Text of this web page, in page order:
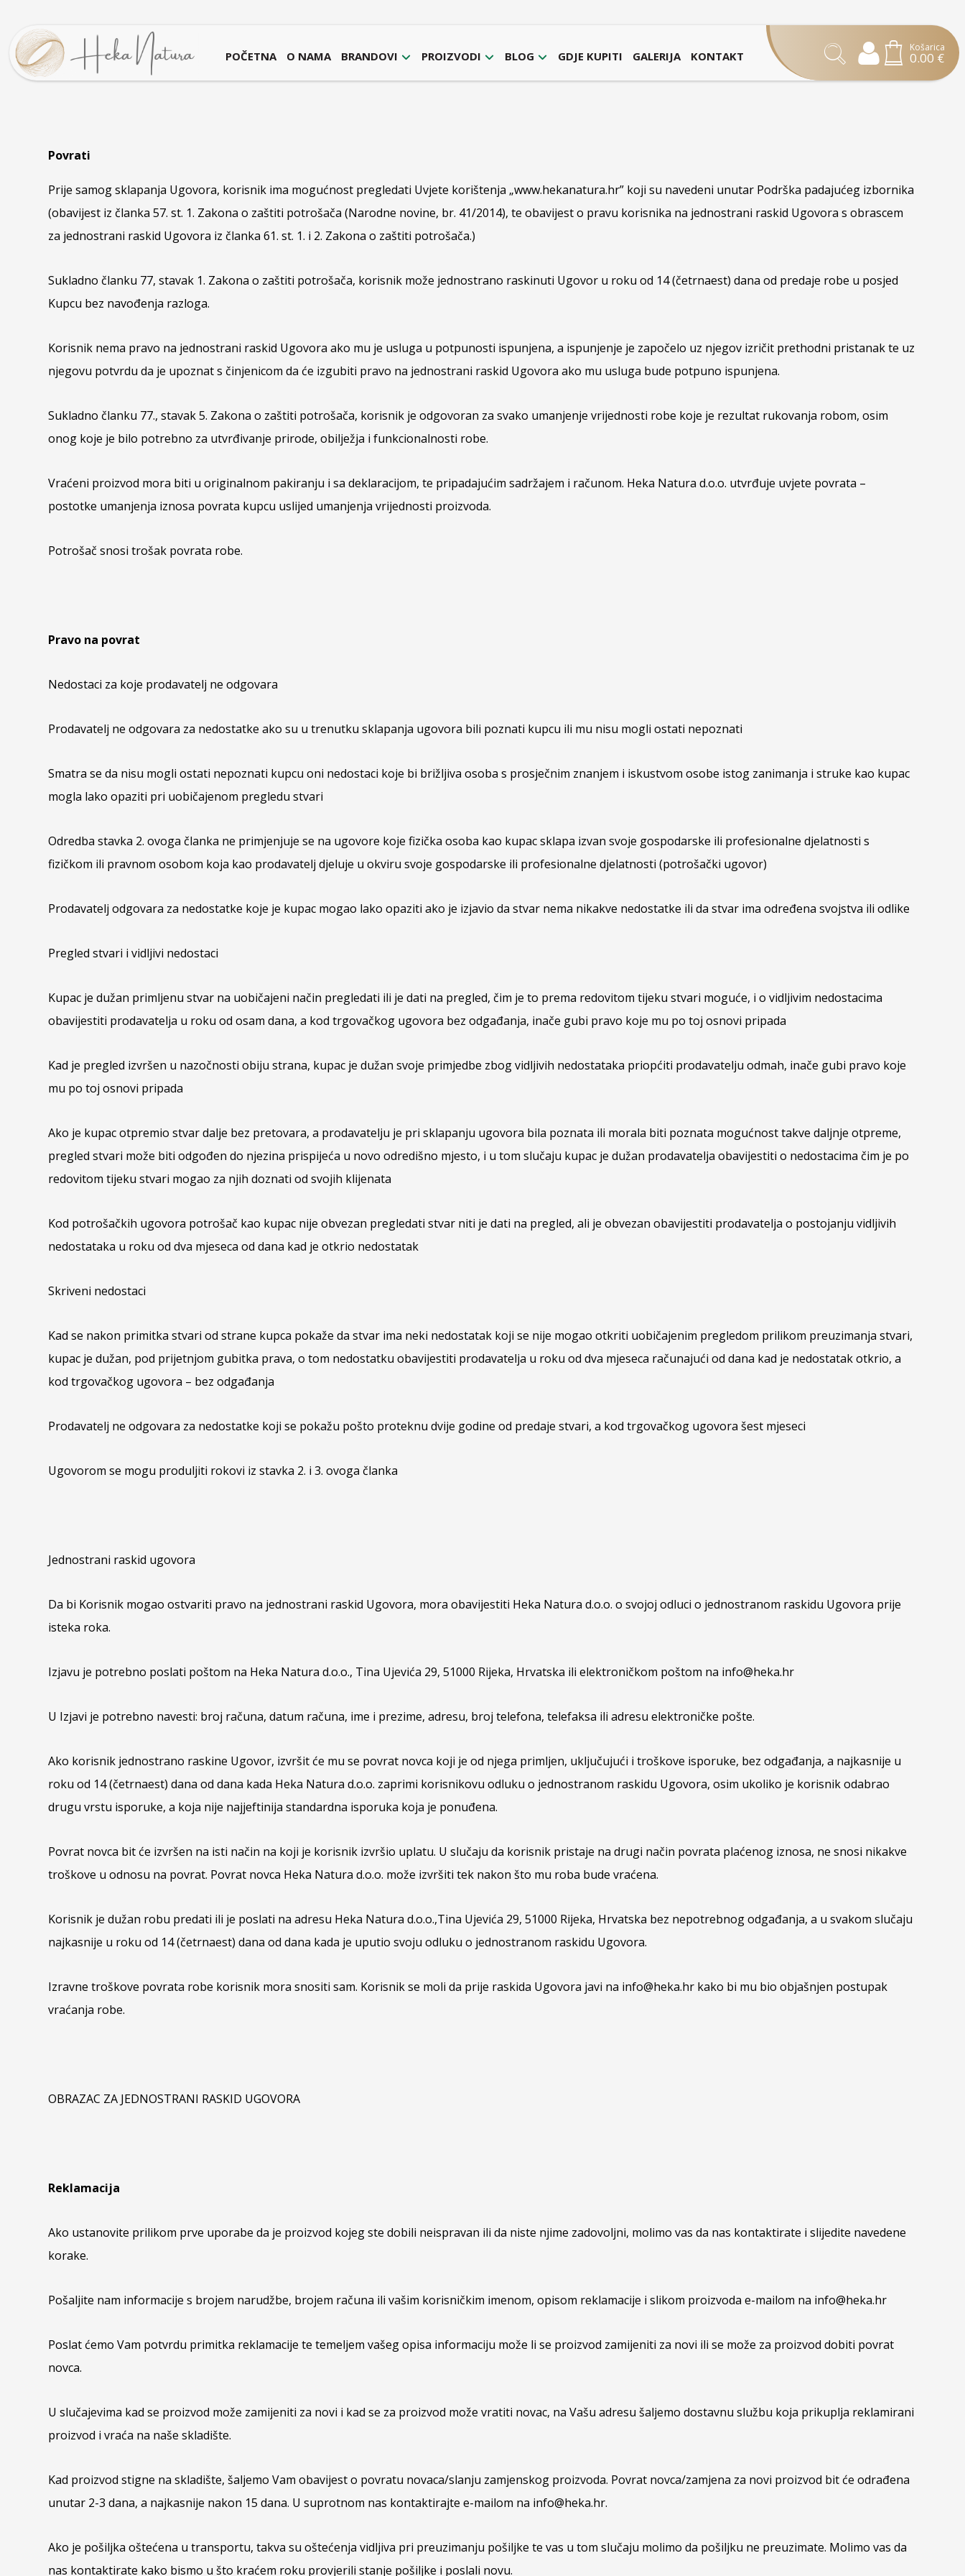
POČETNA O NAMA BRANDOVI PROIZVODI BLOG GDJE KUPITI GALERIJA KONTAKT
Košarica
0.00 €
Povrati
Prije samog sklapanja Ugovora, korisnik ima mogućnost pregledati Uvjete korištenja „www.hekanatura.hr” koji su navedeni unutar Podrška padajućeg izbornika
(obavijest iz članka 57. st. 1. Zakona o zaštiti potrošača (Narodne novine, br. 41/2014), te obavijest o pravu korisnika na jednostrani raskid Ugovora s obrascem
za jednostrani raskid Ugovora iz članka 61. st. 1. i 2. Zakona o zaštiti potrošača.)
Sukladno članku 77, stavak 1. Zakona o zaštiti potrošača, korisnik može jednostrano raskinuti Ugovor u roku od 14 (četrnaest) dana od predaje robe u posjed
Kupcu bez navođenja razloga.
Korisnik nema pravo na jednostrani raskid Ugovora ako mu je usluga u potpunosti ispunjena, a ispunjenje je započelo uz njegov izričit prethodni pristanak te uz
njegovu potvrdu da je upoznat s činjenicom da će izgubiti pravo na jednostrani raskid Ugovora ako mu usluga bude potpuno ispunjena.
Sukladno članku 77., stavak 5. Zakona o zaštiti potrošača, korisnik je odgovoran za svako umanjenje vrijednosti robe koje je rezultat rukovanja robom, osim
onog koje je bilo potrebno za utvrđivanje prirode, obilježja i funkcionalnosti robe.
Vraćeni proizvod mora biti u originalnom pakiranju i sa deklaracijom, te pripadajućim sadržajem i računom. Heka Natura d.o.o. utvrđuje uvjete povrata –
postotke umanjenja iznosa povrata kupcu uslijed umanjenja vrijednosti proizvoda.
Potrošač snosi trošak povrata robe.
Pravo na povrat
Nedostaci za koje prodavatelj ne odgovara
Prodavatelj ne odgovara za nedostatke ako su u trenutku sklapanja ugovora bili poznati kupcu ili mu nisu mogli ostati nepoznati
Smatra se da nisu mogli ostati nepoznati kupcu oni nedostaci koje bi brižljiva osoba s prosječnim znanjem i iskustvom osobe istog zanimanja i struke kao kupac
mogla lako opaziti pri uobičajenom pregledu stvari
Odredba stavka 2. ovoga članka ne primjenjuje se na ugovore koje fizička osoba kao kupac sklapa izvan svoje gospodarske ili profesionalne djelatnosti s
fizičkom ili pravnom osobom koja kao prodavatelj djeluje u okviru svoje gospodarske ili profesionalne djelatnosti (potrošački ugovor)
Prodavatelj odgovara za nedostatke koje je kupac mogao lako opaziti ako je izjavio da stvar nema nikakve nedostat­ke ili da stvar ima određena svojstva ili odlike
Pregled stvari i vidljivi nedostaci
Kupac je dužan primljenu stvar na uobičajeni način pregledati ili je dati na pregled, čim je to prema redovitom tijeku stvari moguće, i o vidljivim nedostacima
obavijestiti prodavatelja u roku od osam dana, a kod trgovačkog ugovora bez odgađanja, inače gubi pravo koje mu po toj osnovi pripada
Kad je pregled izvršen u nazočnosti obiju strana, kupac je dužan svoje primjedbe zbog vidljivih nedostataka priopćiti prodavatelju odmah, inače gubi pravo koje
mu po toj osnovi pripada
Ako je kupac otpremio stvar dalje bez pretovara, a prodavatelju je pri sklapanju ugovora bila poznata ili morala biti poznata mogućnost takve daljnje otpreme,
pregled stvari može biti odgođen do njezina prispijeća u novo odredišno mjesto, i u tom slučaju kupac je dužan prodavatelja obavijestiti o nedostacima čim je po
redovitom tijeku stvari mogao za njih doznati od svojih klijenata
Kod potrošačkih ugovora potrošač kao kupac nije obvezan pregledati stvar niti je dati na pregled, ali je obvezan obavijestiti prodavatelja o postojanju vidljivih
nedostataka u roku od dva mjeseca od dana kad je otkrio nedostatak
Skriveni nedostaci
Kad se nakon primitka stvari od strane kupca pokaže da stvar ima neki nedostatak koji se nije mogao otkriti uobičajenim pregledom prilikom preuzimanja stvari,
kupac je dužan, pod prijetnjom gubitka prava, o tom nedostatku obavijestiti prodavatelja u roku od dva mjeseca računajući od dana kad je nedostatak otkrio, a
kod trgovačkog ugovora – bez odgađanja
Prodavatelj ne odgovara za nedostatke koji se pokažu pošto proteknu dvije godine od predaje stvari, a kod trgovačkog ugovora šest mjeseci
Ugovorom se mogu produljiti rokovi iz stavka 2. i 3. ovoga članka
Jednostrani raskid ugovora
Da bi Korisnik mogao ostvariti pravo na jednostrani raskid Ugovora, mora obavijestiti Heka Natura d.o.o. o svojoj odluci o jednostranom raskidu Ugovora prije
isteka roka.
Izjavu je potrebno poslati poštom na Heka Natura d.o.o., Tina Ujevića 29, 51000 Rijeka, Hrvatska ili elektroničkom poštom na info@heka.hr
U Izjavi je potrebno navesti: broj računa, datum računa, ime i prezime, adresu, broj telefona, telefaksa ili adresu elektroničke pošte.
Ako korisnik jednostrano raskine Ugovor, izvršit će mu se povrat novca koji je od njega primljen, uključujući i troškove isporuke, bez odgađanja, a najkasnije u
roku od 14 (četrnaest) dana od dana kada Heka Natura d.o.o. zaprimi korisnikovu odluku o jednostranom raskidu Ugovora, osim ukoliko je korisnik odabrao
drugu vrstu isporuke, a koja nije najjeftinija standardna isporuka koja je ponuđena.
Povrat novca bit će izvršen na isti način na koji je korisnik izvršio uplatu. U slučaju da korisnik pristaje na drugi način povrata plaćenog iznosa, ne snosi nikakve
troškove u odnosu na povrat. Povrat novca Heka Natura d.o.o. može izvršiti tek nakon što mu roba bude vraćena.
Korisnik je dužan robu predati ili je poslati na adresu Heka Natura d.o.o.,Tina Ujevića 29, 51000 Rijeka, Hrvatska bez nepotrebnog odgađanja, a u svakom slučaju
najkasnije u roku od 14 (četrnaest) dana od dana kada je uputio svoju odluku o jednostranom raskidu Ugovora.
Izravne troškove povrata robe korisnik mora snositi sam. Korisnik se moli da prije raskida Ugovora javi na info@heka.hr kako bi mu bio objašnjen postupak
vraćanja robe.
OBRAZAC ZA JEDNOSTRANI RASKID UGOVORA
Reklamacija
Ako ustanovite prilikom prve uporabe da je proizvod kojeg ste dobili neispravan ili da niste njime zadovoljni, molimo vas da nas kontaktirate i slijedite navedene
korake.
Pošaljite nam informacije s brojem narudžbe, brojem računa ili vašim korisničkim imenom, opisom reklamacije i slikom proizvoda e-mailom na info@heka.hr
Poslat ćemo Vam potvrdu primitka reklamacije te temeljem vašeg opisa informaciju može li se proizvod zamijeniti za novi ili se može za proizvod dobiti povrat
novca.
U slučajevima kad se proizvod može zamijeniti za novi i kad se za proizvod može vratiti novac, na Vašu adresu šaljemo dostavnu službu koja prikuplja reklamirani
proizvod i vraća na naše skladište.
Kad proizvod stigne na skladište, šaljemo Vam obavijest o povratu novaca/slanju zamjenskog proizvoda. Povrat novca/zamjena za novi proizvod bit će odrađena
unutar 2-3 dana, a najkasnije nakon 15 dana. U suprotnom nas kontaktirajte e-mailom na info@heka.hr.
Ako je pošiljka oštećena u transportu, takva su oštećenja vidljiva pri preuzimanju pošiljke te vas u tom slučaju molimo da pošiljku ne preuzimate. Molimo vas da
nas kontaktirate kako bismo u što kraćem roku provjerili stanje pošiljke i poslali novu.